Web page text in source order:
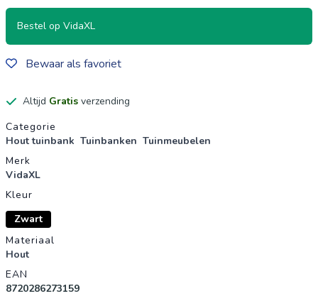
Bestel op VidaXL
Bewaar als favoriet
Altijd Gratis verzending
Productgegevens
Categorie
Hout tuinbank Tuinbanken Tuinmeubelen
Merk
VidaXL
Kleur
Zwart
Materiaal
Hout
EAN
8720286273159